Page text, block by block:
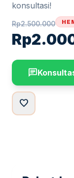
konsultasi!
Rp2.500.000
Rp
chat
favorite